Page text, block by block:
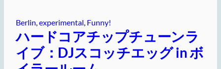
Berlin experimental Funny!
ハードコアチップチューンラ
イブ：DJスコッチエッグ in ボ